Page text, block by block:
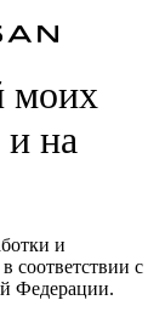
моих
на
и
соответствии с
Федерации.